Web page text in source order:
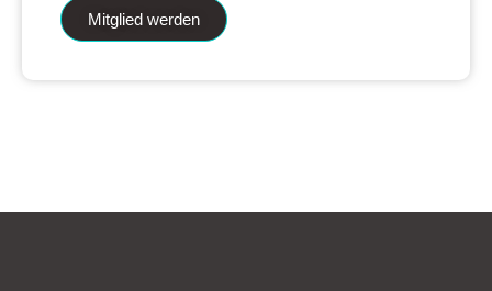
Mitglied werden